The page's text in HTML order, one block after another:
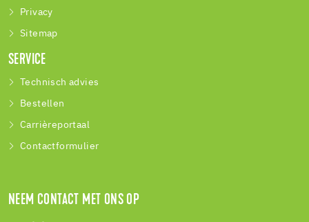
Privacy
Sitemap
SERVICE
Technisch advies
Bestellen
Carrièreportaal
Contactformulier
NEEM CONTACT MET ONS OP